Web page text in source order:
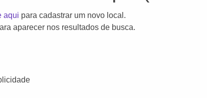
aqui para cadastrar um novo local.
aparecer nos resultados de busca.